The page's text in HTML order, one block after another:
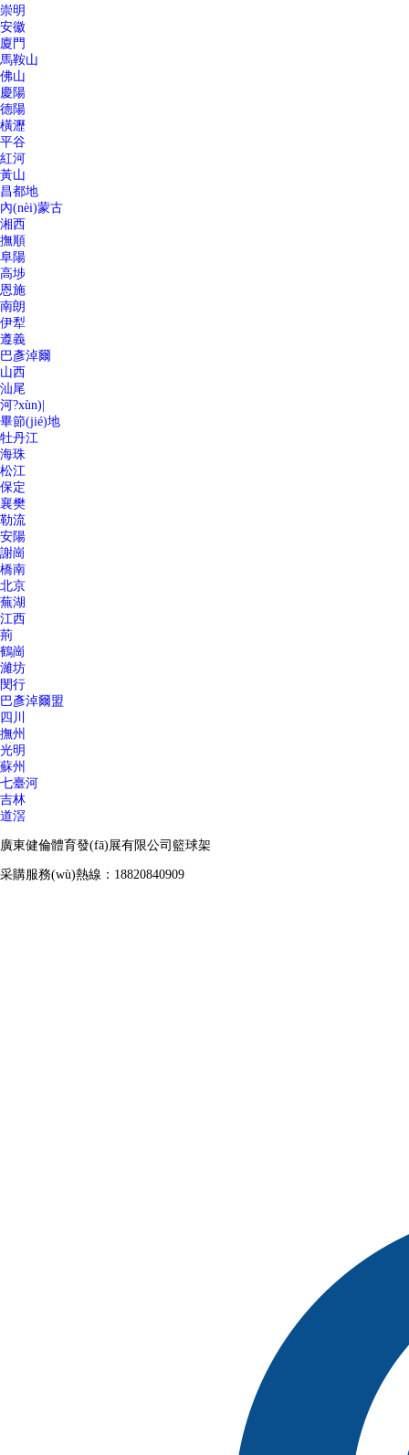
崇明
安徽
廈門
馬鞍山
佛山
慶陽
德陽
橫瀝
平谷
紅河
黃山
昌都地
內(nèi)蒙古
湘西
撫順
阜陽
高埗
恩施
南朗
伊犁
遵義
巴彥淖爾
山西
汕尾
河?xùn)|
畢節(jié)地
牡丹江
海珠
松江
保定
襄樊
勒流
安陽
謝崗
橋南
北京
蕪湖
江西
荊
鶴崗
濰坊
閔行
巴彥淖爾盟
四川
撫州
光明
蘇州
七臺河
吉林
道滘
廣東健倫體育發(fā)展有限公司籃球架
采購服務(wù)熱線：18820840909